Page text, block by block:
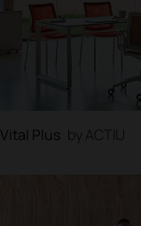
Vital Plus by ACTIU